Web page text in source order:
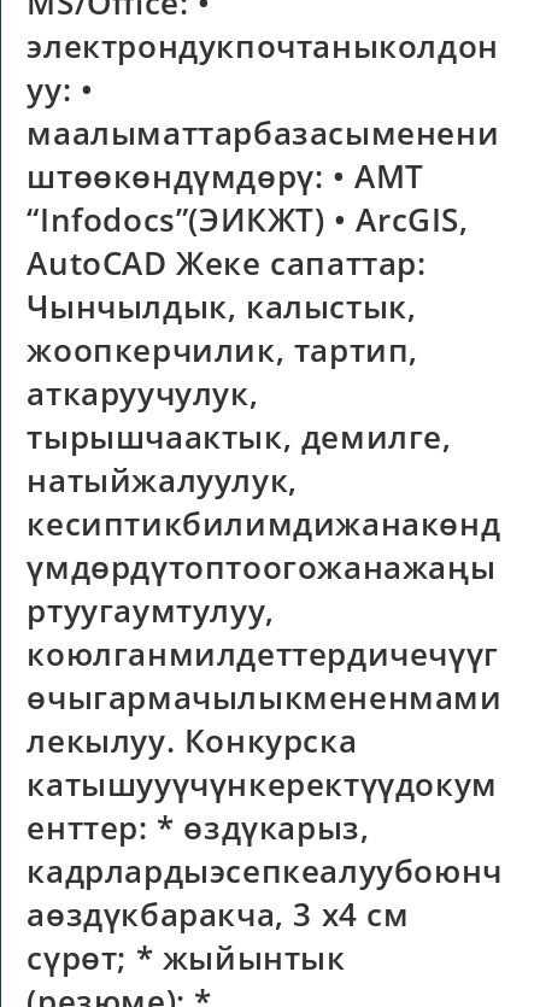
электрондукпочтаныколдон
уу: •
маалыматтарбазасыменени
штөөкөндүмдөрү: • АМТ
“Infodocs”(ЭИКЖТ) • ArcGIS,
AutoCAD Жеке сапаттар:
Чынчылдык, калыстык,
жоопкерчилик, тартип,
аткаруучулук,
тырышчаактык, демилге,
натыйжалуулук,
кесиптикбилимдижанакөнд
үмдөрдүтоптоогожанажаңы
ртуугаумтулуу,
коюлганмилдеттердичечүүг
өчыгармачылыкмененмами
лекылуу. Конкурска
катышууүчүнкеректүүдокум
енттер: * өздүкарыз,
кадрлардыэсепкеалуубоюнч
аөздүкбаракча, 3 х4 см
сүрөт; * жыйынтык